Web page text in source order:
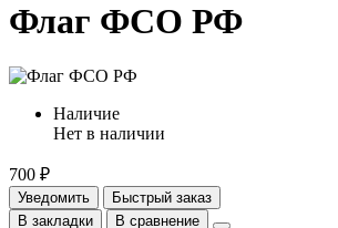
Флаг ФСО РФ
Наличие
Нет в наличии
700 ₽
Уведомить
Быстрый заказ
В закладки
В сравнение